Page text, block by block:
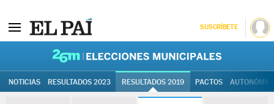
SUSCRÍBETE
NOTICIAS RESULTADOS 2023 RESULTADOS 2019 PACTOS